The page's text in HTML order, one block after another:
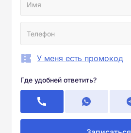
У меня есть промокод
Где удобней ответить?